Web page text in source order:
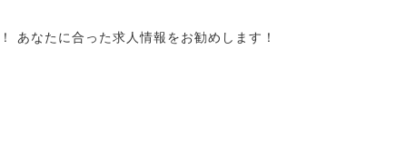
あなたに合った求人情報をお勧めします！